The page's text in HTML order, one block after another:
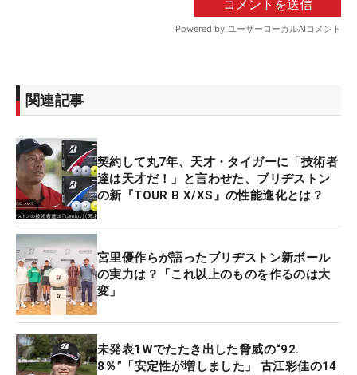
関連記事
契約して丸7年、天才・タイガーに「技術者
達は天才だ！」と言わせた、ブリヂストン
の新『TOUR B X/XS』の性能進化とは？
宮里優作らが語ったブリヂストン新ボール
の実力は？「これ以上のものを作るのは大
変」
未発表1Wでたたき出した脅威の“92.
8％”「安定性が増しました」 古江彩佳の14